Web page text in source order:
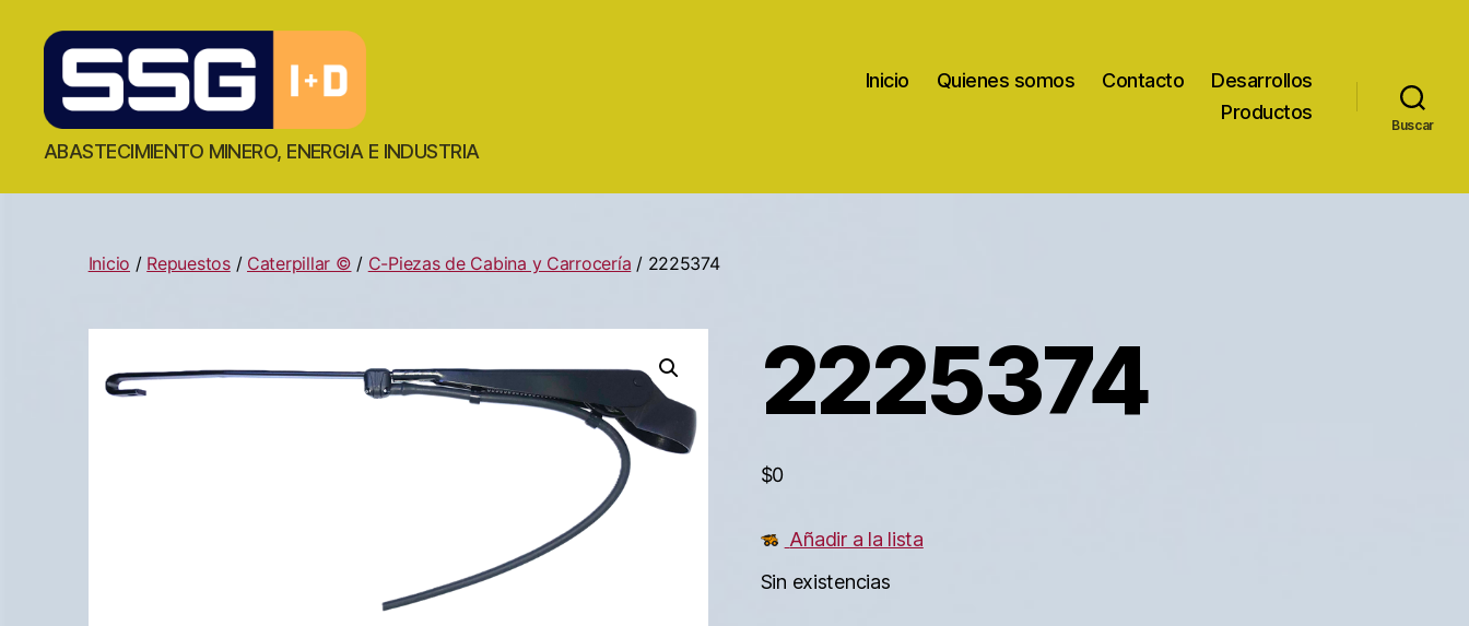
ABASTECIMIENTO MINERO, ENERGIA E INDUSTRIA
Inicio Quienes somos Contacto
Desarrollos
Productos
Buscar
Inicio / Repuestos/ Caterpillar © / C-Piezas de Cabina y Carrocería / 2225374
2225374
$0
Añadir a la lista
Sin existencias